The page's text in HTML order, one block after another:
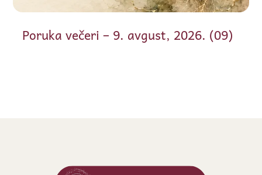
Poruka večeri – 9. avgust, 2026. (09)